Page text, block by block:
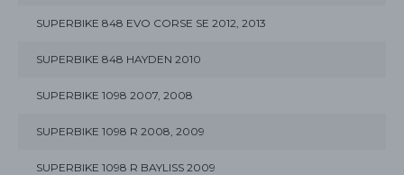
SUPERBIKE 848 EVO CORSE SE 2012, 2013
SUPERBIKE 848 HAYDEN 2010
SUPERBIKE 1098 2007, 2008
SUPERBIKE 1098 R 2008, 2009
SUPERBIKE 1098 R BAYLISS 2009